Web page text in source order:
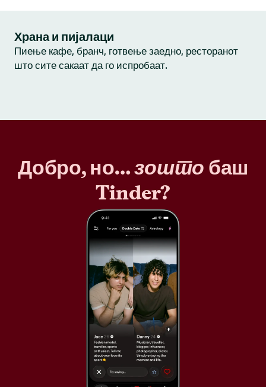
Храна и пијалаци
Пиење кафе, бранч, готвење заедно, ресторанот
што сите сакаат да го испробаат.
Добро, но…зошто баш
Tinder?